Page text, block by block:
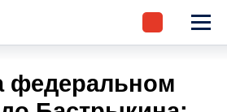
федеральном